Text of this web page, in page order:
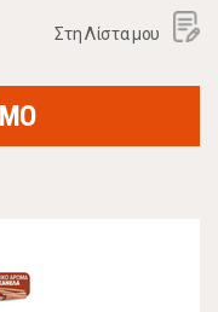
Στη Λίστα μου